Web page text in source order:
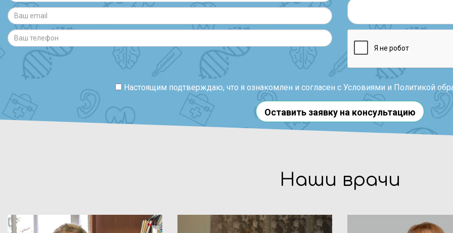
Настоящим подтверждаю, что я ознакомлен и согласен с Условиями и Политикой
Оставить заявку на консультацию
Наши врачи